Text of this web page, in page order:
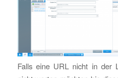
Falls eine URL nicht in der